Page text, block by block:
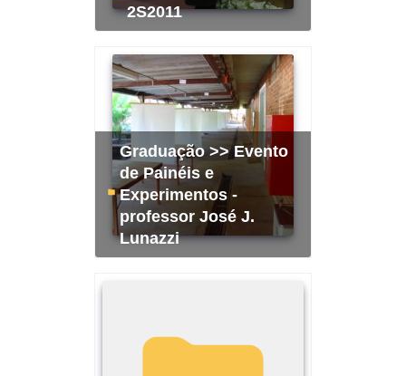
2S2011
Graduação >> Evento
de Painéis e
Experimentos -
professor José J.
Lunazzi